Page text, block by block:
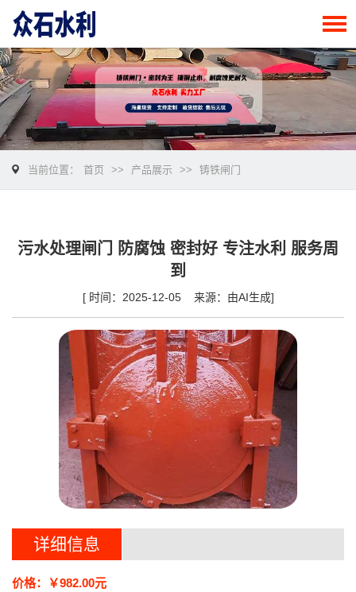
当前位置： 首页 >> 产品展示 >> 铸铁闸门
污水处理闸门 防腐蚀 密封好 专注水利 服务周
到
[ 时间：2025-12-05 来源：由AI生成]
详细信息
价格：￥982.00元